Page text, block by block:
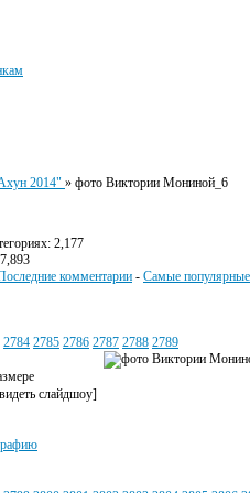
2014" » фото Виктории Мониной_6
2,177
комментарии - Самые популярные
2784 2785 2786 2787 2788 2789
слайдшоу]